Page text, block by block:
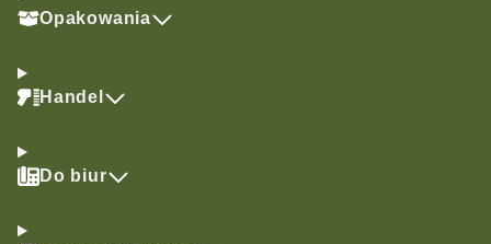
Opakowania
Handel
Do biur